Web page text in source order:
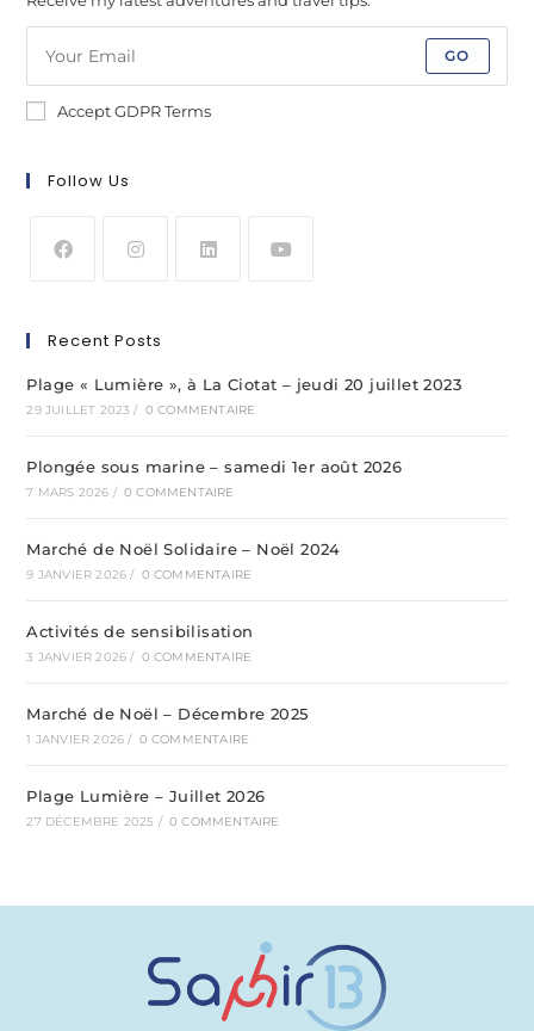
GO
Accept GDPR Terms
Follow Us
Recent Posts
Plage « Lumière », à La Ciotat – jeudi 20 juillet 2023
29 JUILLET 2023 / 0 COMMENTAIRE
Plongée sous marine – samedi 1er août 2026
7 MARS 2026 / 0 COMMENTAIRE
Marché de Noël Solidaire – Noël 2024
9 JANVIER 2026 / 0 COMMENTAIRE
Activités de sensibilisation
3 JANVIER 2026 / 0 COMMENTAIRE
Marché de Noël – Décembre 2025
1 JANVIER 2026 / 0 COMMENTAIRE
Plage Lumière – Juillet 2026
27 DÉCEMBRE 2025 / 0 COMMENTAIRE